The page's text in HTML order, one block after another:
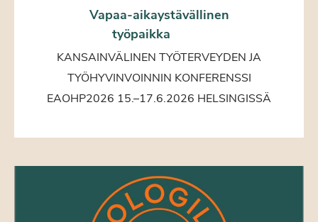
Vapaa-aikaystävällinen
työpaikka
KANSAINVÄLINEN TYÖTERVEYDEN JA
TYÖHYVINVOINNIN KONFERENSSI
EAOHP2026 15.–17.6.2026 HELSINGISSÄ